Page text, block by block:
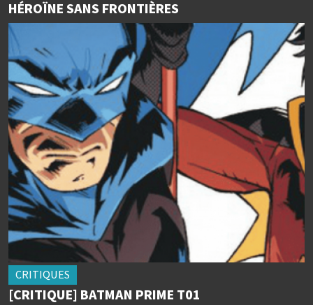
HÉROÏNE SANS FRONTIÈRES
CRITIQUES
[CRITIQUE] BATMAN PRIME T01